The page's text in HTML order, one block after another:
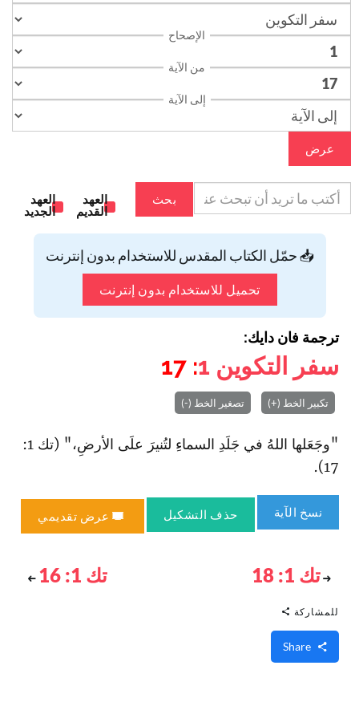
الإصحاح
من الآية
إلى الآية
عرض
بحث
العهد
القديم
العهد
الجديد
📥 حمّل الكتاب المقدس للاستخدام بدون إنترنت
تحميل للاستخدام بدون إنترنت
ترجمة فان دايك:
سفر التكوين 1
: 17
تكبير الخط (+) تصغير الخط (-)
"وجَعَلها اللهُ في جَلَدِ السماءِ لتُنيرَ علَى الأرضِ،" (تك 1:
17).
نسخ الآية حذف التشكيل عرض تقديمي
تك 1: 18 تك 1: 16
للمشاركة